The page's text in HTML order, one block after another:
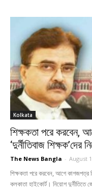
Kolkata
শিক্ষকতা পরে করবেন,
‘দুর্নীতিবাজ শিক্ষক’দের
The News Bangla - August
শিক্ষকতা পরে করবেন, আগে কাগজপত্র
কলকাতা হাইকোর্ট। নিয়োগ দুর্নীতিতে